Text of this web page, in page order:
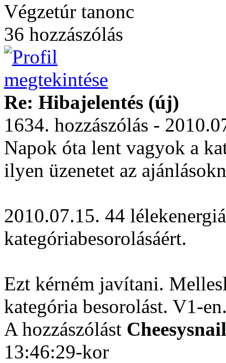
Végzetúr tanonc
36 hozzászólás
Re: Hibajelentés (új)
1634. hozzászólás -
Napok óta lent vagyok a
ilyen üzenetet az
2010.07.15. 44
kategóriabesorolásáért.
Ezt kérném javítani.
kategória besorolást. V1-
A hozzászólást Cheesysnail
13:46:29-kor